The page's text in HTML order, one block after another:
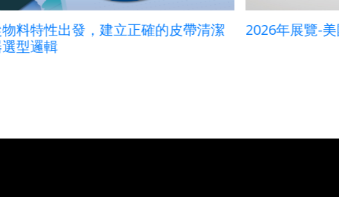
2026年展覽-美國Conexpo-CON/AGG
JIMWAY新